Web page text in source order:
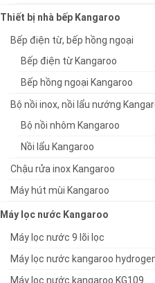
Thiết bị nhà bếp Kangaroo
Bếp điện từ, bếp hồng ngoại
Bếp điện từ Kangaroo
Bếp hồng ngoại Kangaroo
Bộ nồi inox, nồi lẩu nướng
Bộ nồi nhôm Kangaroo
Nồi lẩu Kangaroo
Chậu rửa inox Kangaroo
Máy hút mùi Kangaroo
Máy lọc nước Kangaroo
Máy lọc nước 9 lõi lọc
Máy lọc nước kangaroo
Máy lọc nước kangaroo KG109